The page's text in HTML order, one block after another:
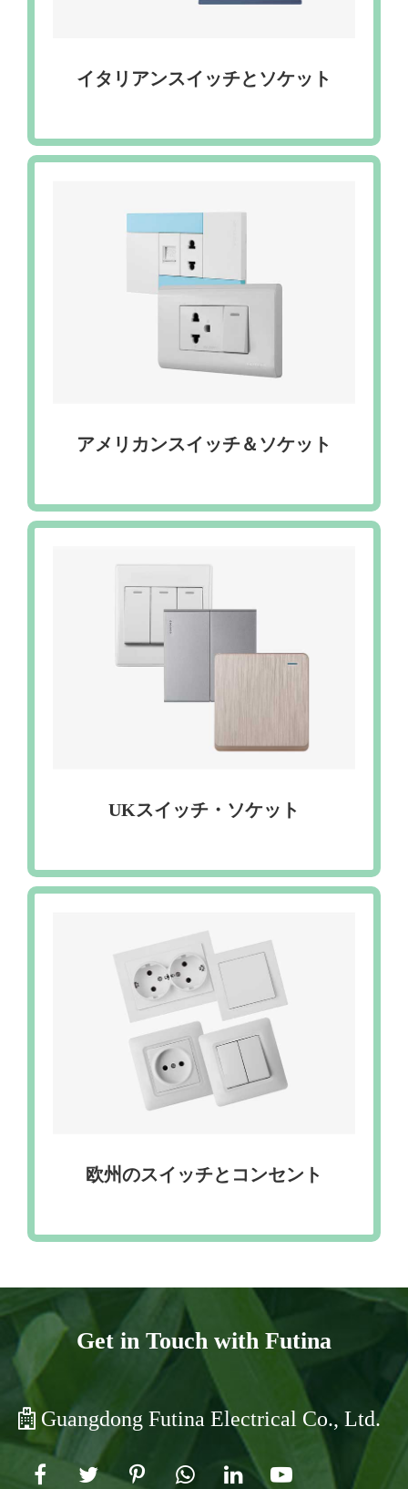
イタリアンスイッチとソケット
アメリカンスイッチ＆ソケット
UKスイッチ・ソケット
欧州のスイッチとコンセント
Get in Touch with Futina
Guangdong Futina Electrical Co., Ltd.